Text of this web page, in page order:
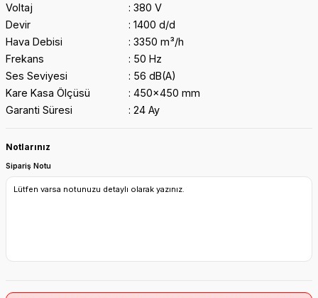
Voltaj
380 V
Devir
1400 d/d
Hava Debisi
3350 m³/h
Frekans
50 Hz
Ses Seviyesi
56 dB(A)
Kare Kasa Ölçüsü
450x450 mm
Garanti Süresi
24 Ay
Notlarınız
Sipariş Notu